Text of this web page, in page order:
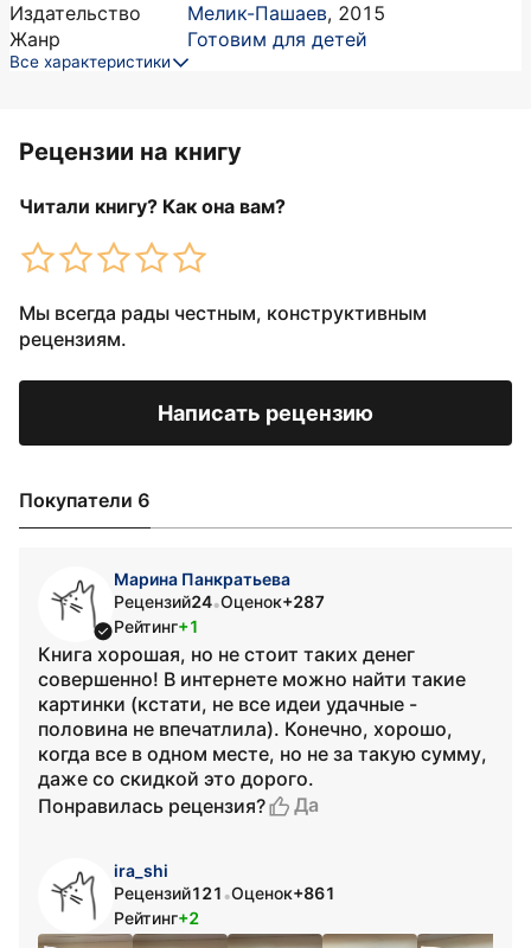
Издательство
Мелик-Пашаев, 2015
Жанр
Готовим для детей
Все характеристики
Рецензии на книгу
Читали книгу? Как она вам?
Мы всегда рады честным, конструктивным
рецензиям.
Написать рецензию
Покупатели 6
Марина Панкратьева
Рецензий24•Оценок+287
Рейтинг+1
Книга хорошая, но не стоит таких денег
совершенно! В интернете можно найти такие
картинки (кстати, не все идеи удачные -
половина не впечатлила). Конечно, хорошо,
когда все в одном месте, но не за такую сумму,
даже со скидкой это дорого.
Понравилась рецензия?
Да
ira_shi
Рецензий121 •Оценок+861
Рейтинг+2